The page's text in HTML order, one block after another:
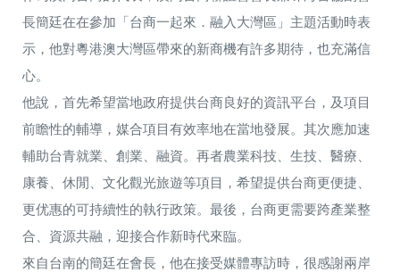
長簡廷在在參加「台商一起來．融入大灣區」主題活動時表
示，他對粵港澳大灣區帶來的新商機有許多期待，也充滿信
心。
他說，首先希望當地政府提供台商良好的資訊平台，及項目
前瞻性的輔導，媒合項目有效率地在當地發展。其次應加速
輔助台青就業、創業、融資。再者農業科技、生技、醫療、
康養、休閒、文化觀光旅遊等項目，希望提供台商更便捷、
更优惠的可持續性的執行政策。最後，台商更需要跨產業整
合、資源共融，迎接合作新時代來臨。
來自台南的簡廷在會長，他在接受媒體專訪時，很感謝兩岸